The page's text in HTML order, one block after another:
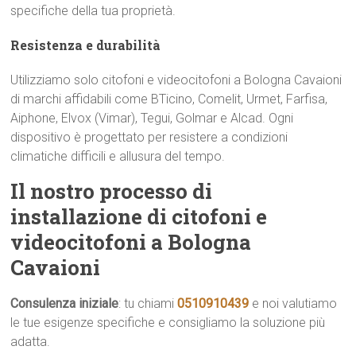
specifiche della tua proprietà.
Resistenza e durabilità
Utilizziamo solo citofoni e videocitofoni a Bologna Cavaioni
di marchi affidabili come BTicino, Comelit, Urmet, Farfisa,
Aiphone, Elvox (Vimar), Tegui, Golmar e Alcad. Ogni
dispositivo è progettato per resistere a condizioni
climatiche difficili e allusura del tempo.
Il nostro processo di
installazione di citofoni e
videocitofoni a Bologna
Cavaioni
Consulenza iniziale: tu chiami0510910439 e noi valutiamo
le tue esigenze specifiche e consigliamo la soluzione più
adatta.